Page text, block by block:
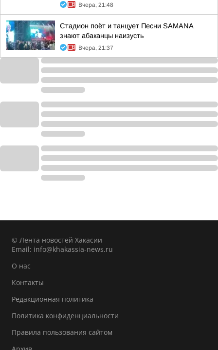
Вчера, 21:48
Стадион поёт и танцует Песни SAMANA
знают абаканцы наизусть
Вчера, 21:37
© Лента новостей Хакасии
Email: info@khakassia-news.ru
О нас
Контакты
Редакционная политика
Политика конфиденциальности
Правила пользования сайтом